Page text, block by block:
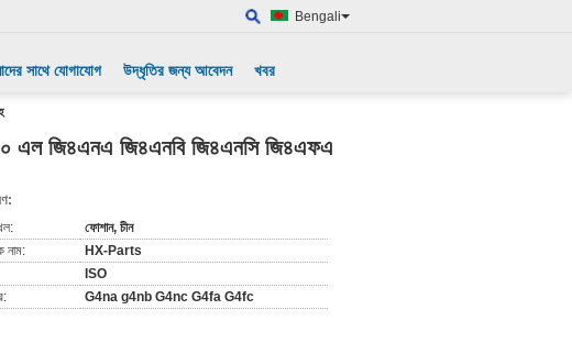
Bengali
সাথে যোগাযোগ উদ্ধৃতির জন্য আবেদন খবর
এল জি৪এনএ জি৪এনবি জি৪এনসি জি৪এফএ
ফোশান, চীন
নাম:
HX-Parts
ISO
G4na g4nb G4nc G4fa G4fc